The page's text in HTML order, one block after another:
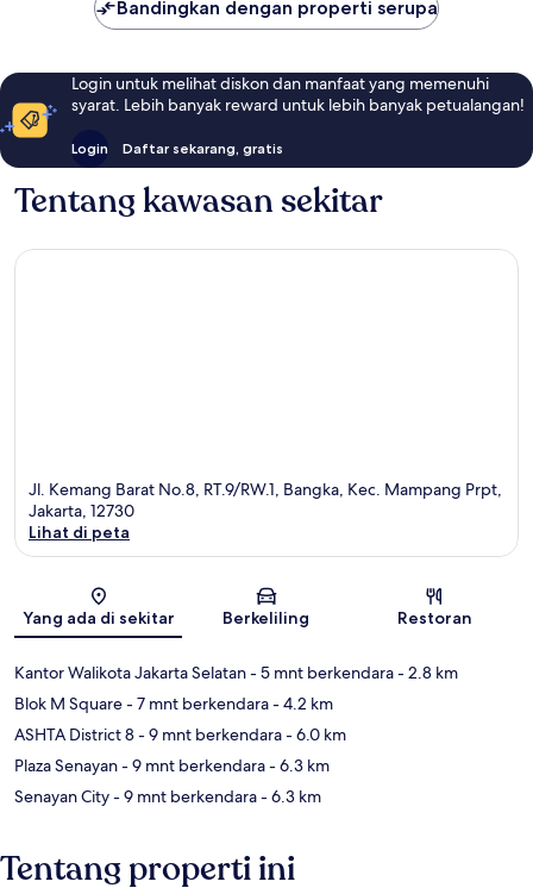
Bandingkan dengan properti serupa
Login untuk melihat diskon dan manfaat yang memenuhi
syarat. Lebih banyak reward untuk lebih banyak petualangan!
Login Daftar sekarang, gratis
Tentang kawasan sekitar
Jl. Kemang Barat No.8, RT.9/RW.1, Bangka, Kec. Mampang Prpt,
Jakarta, 12730
Lihat di peta
Yang ada di sekitar Berkeliling Restoran
Kantor Walikota Jakarta Selatan- 5 mnt berkendara- 2.8 km
Blok M Square- 7 mnt berkendara- 4.2 km
ASHTA District 8- 9 mnt berkendara- 6.0 km
Plaza Senayan- 9 mnt berkendara- 6.3 km
Senayan City- 9 mnt berkendara- 6.3 km
Tentang properti ini